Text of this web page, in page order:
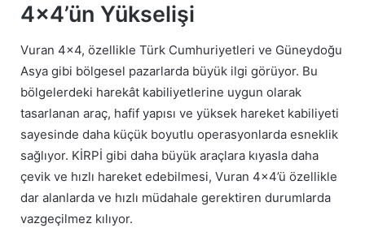
4×4’ün Yükselişi
Vuran 4×4, özellikle Türk Cumhuriyetleri ve Güneydoğu
Asya gibi bölgesel pazarlarda büyük ilgi görüyor. Bu
bölgelerdeki harekât kabiliyetlerine uygun olarak
tasarlanan araç, hafif yapısı ve yüksek hareket kabiliyeti
sayesinde daha küçük boyutlu operasyonlarda esneklik
sağlıyor. KİRPİ gibi daha büyük araçlara kıyasla daha
çevik ve hızlı hareket edebilmesi, Vuran 4×4’ü özellikle
dar alanlarda ve hızlı müdahale gerektiren durumlarda
vazgeçilmez kılıyor.